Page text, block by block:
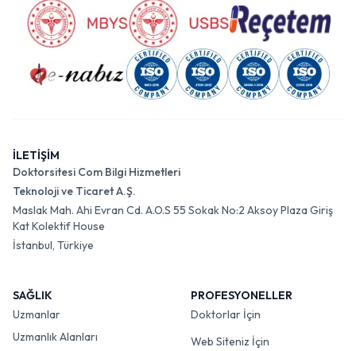
İLETİŞİM
Doktorsitesi Com Bilgi Hizmetleri
Teknoloji ve Ticaret A.Ş.
Maslak Mah. Ahi Evran Cd. A.O.S 55 Sokak No:2 Aksoy Plaza Giriş
Kat Kolektif House
İstanbul, Türkiye
SAĞLIK
Uzmanlar
Uzmanlık Alanları
PROFESYONELLER
Doktorlar İçin
Web Siteniz İçin